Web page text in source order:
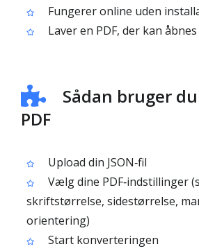
Fungerer online uden
Laver en PDF, der kan
Sådan bruger du
PDF
Upload din JSON‑fil
Vælg dine PDF‑indstillinger
skriftstørrelse, sidestørrelse,
orientering)
Start konverteringen